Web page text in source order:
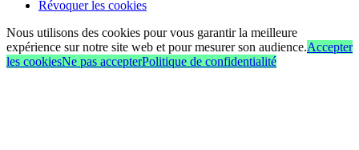
Révoquer les cookies
Nous utilisons des cookies pour vous garantir la meilleure
expérience sur notre site web et pour mesurer son audience.Accepter
les cookiesNe pas accepterPolitique de confidentialité